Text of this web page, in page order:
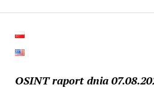
OSINT raport dnia